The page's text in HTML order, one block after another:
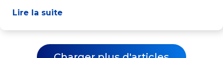
Lire la suite